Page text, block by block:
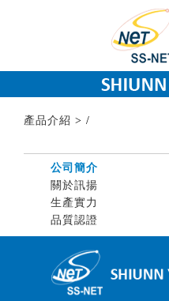
產品介紹 > /
公司簡介
關於訊揚
生產實力
品質認證